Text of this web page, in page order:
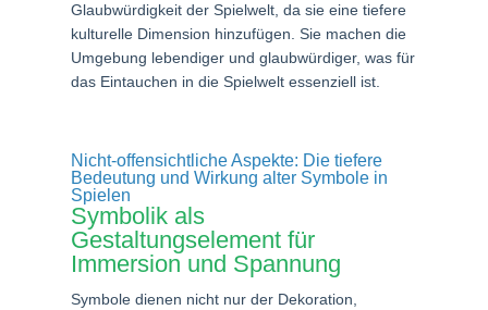
Glaubwürdigkeit der Spielwelt, da sie eine tiefere
kulturelle Dimension hinzufügen. Sie machen die
Umgebung lebendiger und glaubwürdiger, was für
das Eintauchen in die Spielwelt essenziell ist.
Nicht-offensichtliche Aspekte: Die tiefere
Bedeutung und Wirkung alter Symbole in
Spielen
Symbolik als
Gestaltungselement für
Immersion und Spannung
Symbole dienen nicht nur der Dekoration,